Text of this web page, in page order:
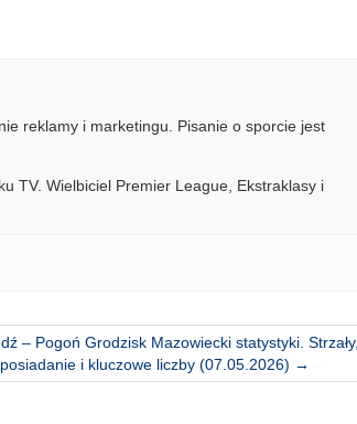
reklamy i marketingu. Pisanie o sporcie jest
TV. Wielbiciel Premier League, Ekstraklasy i
– Pogoń Grodzisk Mazowiecki statystyki. Strzały,
posiadanie i kluczowe liczby (07.05.2026) →